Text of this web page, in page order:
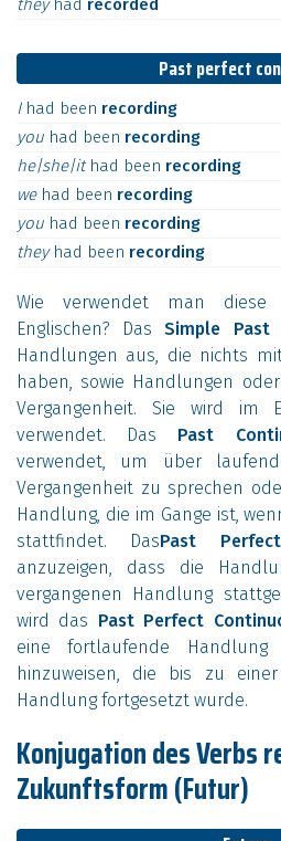
they had recorded
Past perfect
I had been recording
you had been recording
he|she|it had been recording
we had been recording
you had been recording
they had been recording
Wie verwendet man diese
Englischen? DasSimple Past
Handlungen aus, die nichts
haben, sowie Handlungen
Vergangenheit. Sie wird im
verwendet. Das Past
verwendet, um über
Vergangenheit zu sprechen
Handlung, die im Gange ist,
stattfindet. DasPast Perfect
anzuzeigen, dass die
vergangenen Handlung
wird das Past Perfect
eine fortlaufende
hinzuweisen, die bis zu
Handlung fortgesetzt wurde.
Konjugation des Verbs
Zukunftsform (Futur)